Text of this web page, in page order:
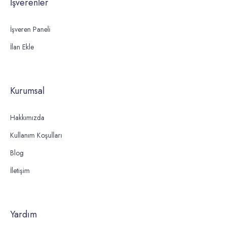
İşveren Paneli
İlan Ekle
Kurumsal
Hakkımızda
Kullanım Koşulları
Blog
İletişim
Yardım